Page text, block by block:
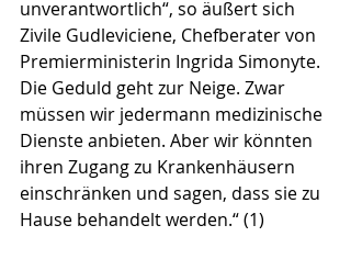
unverantwortlich“, so äußert sich
Zivile Gudleviciene, Chefberater von
Premierministerin Ingrida Simonyte.
Die Geduld geht zur Neige. Zwar
müssen wir jedermann medizinische
Dienste anbieten. Aber wir könnten
ihren Zugang zu Krankenhäusern
einschränken und sagen, dass sie zu
Hause behandelt werden.“ (1)